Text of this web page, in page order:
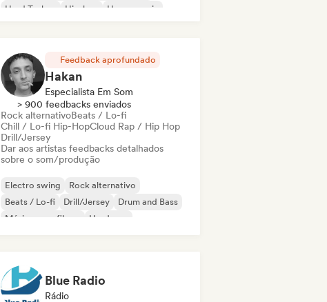
Hard Techno
Hip-hop
House music
Feedback aprofundado
Hakan
Especialista Em Som
> 900 feedbacks enviados
Rock alternativoBeats / Lo-fi
Chill / Lo-fi Hip-HopCloud Rap / Hip Hop
Drill/Jersey
Dar aos artistas feedbacks detalhados
sobre o som/produção
Electro swing
Rock alternativo
Beats / Lo-fi
Drill/Jersey
Drum and Bass
Música para filmes
Hardcore
Blue Radio
Rádio